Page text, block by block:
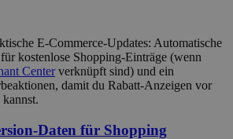
E-Commerce-Updates: Automatische
kostenlose Shopping-Einträge (wenn
Centerverknüpft sind) und ein
damit du Rabatt-Anzeigen vor
Daten für Shopping